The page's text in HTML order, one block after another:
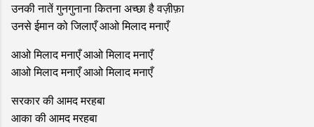
उनकी नातें गुनगुनाना कितना अच्छा है वज़ीफ़ा
उनसे ईमान को जिलाएँ आओ मिलाद मनाएँ
आओ मिलाद मनाएँ आओ मिलाद मनाएँ
आओ मिलाद मनाएँ आओ मिलाद मनाएँ
सरकार की आमद मरहबा
आका की आमद मरहबा